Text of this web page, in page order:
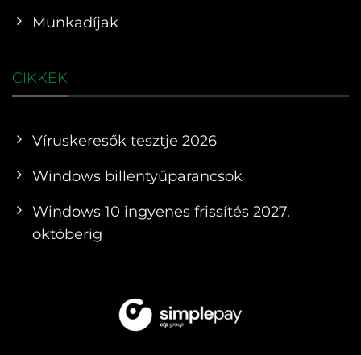
Munkadíjak
CIKKEK
Víruskeresők tesztje 2026
Windows billentyűparancsok
Windows 10 ingyenes frissítés 2027.
októberig